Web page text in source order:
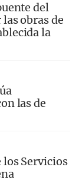
del
obras de
la
las de
los Servicios